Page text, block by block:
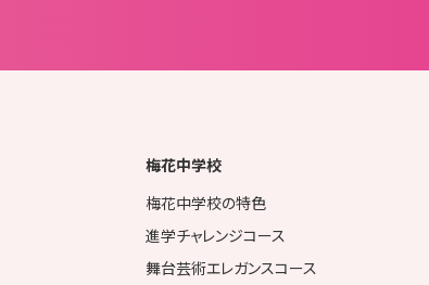
梅花中学校
梅花中学校の特色
進学チャレンジコース
舞台芸術エレガンスコース